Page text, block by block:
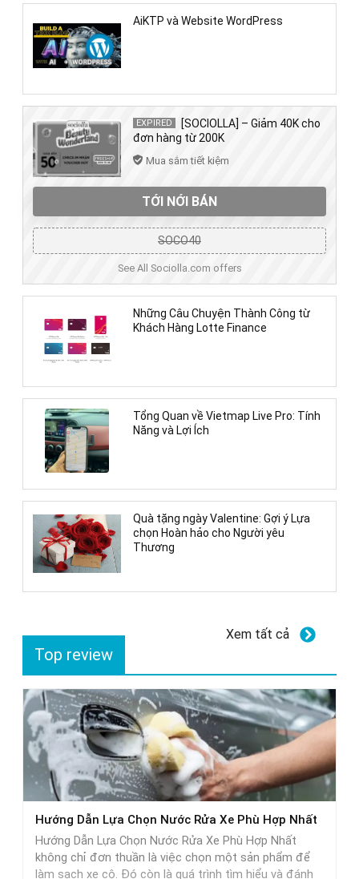
AiKTP và Website WordPress
EXPIRED
[SOCIOLLA] – Giảm 40K cho
đơn hàng từ 200K
Mua sắm tiết kiệm
TỚI NỚI BÁN
SOCO40
See All Sociolla.com offers
Những Câu Chuyện Thành Công từ
Khách Hàng Lotte Finance
Tổng Quan về Vietmap Live Pro: Tính
Năng và Lợi Ích
Quà tặng ngày Valentine: Gợi ý Lựa
chọn Hoàn hảo cho Người yêu
Thương
Top review
Xem tất cả
Hướng Dẫn Lựa Chọn Nước Rửa Xe Phù Hợp Nhất
Hướng Dẫn Lựa Chọn Nước Rửa Xe Phù Hợp Nhất
không chỉ đơn thuần là việc chọn một sản phẩm để
làm sạch xe cộ. Đó còn là quá trình tìm hiểu và đánh